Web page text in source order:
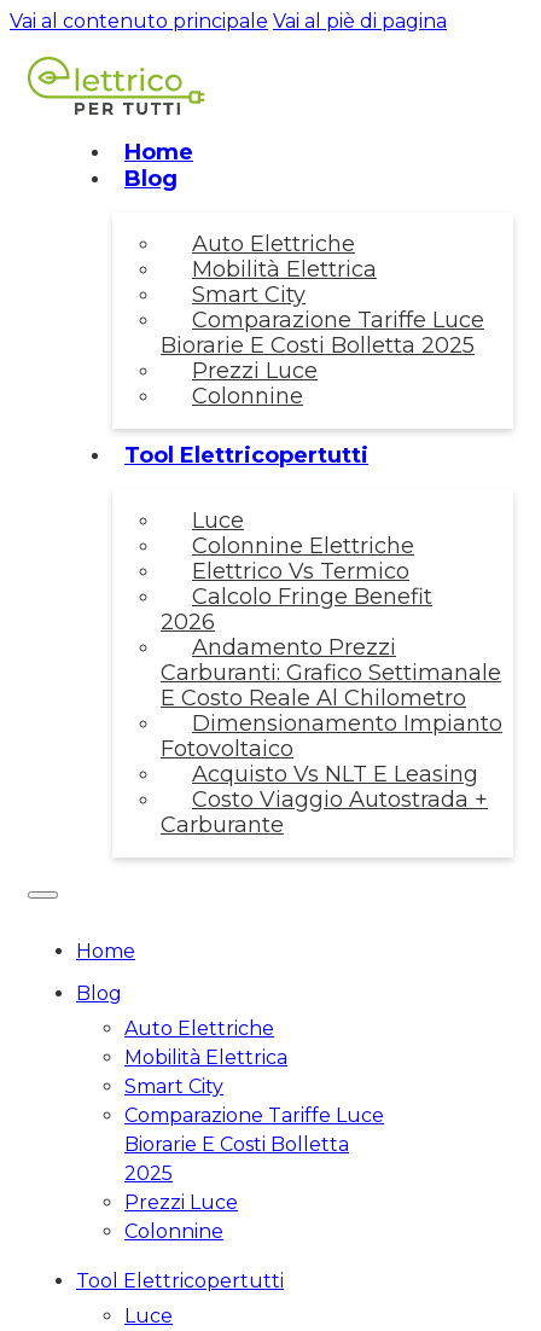
Vai al contenuto principale Vai al piè di pagina
Home
Blog
Auto Elettriche
Mobilità Elettrica
Smart City
Comparazione Tariffe Luce
Biorarie E Costi Bolletta 2025
Prezzi Luce
Colonnine
Tool Elettricopertutti
Luce
Colonnine Elettriche
Elettrico Vs Termico
Calcolo Fringe Benefit
2026
Andamento Prezzi
Carburanti: Grafico Settimanale
E Costo Reale Al Chilometro
Dimensionamento Impianto
Fotovoltaico
Acquisto Vs NLT E Leasing
Costo Viaggio Autostrada +
Carburante
Home
Blog
Auto Elettriche
Mobilità Elettrica
Smart City
Comparazione Tariffe Luce
Biorarie E Costi Bolletta
2025
Prezzi Luce
Colonnine
Tool Elettricopertutti
Luce